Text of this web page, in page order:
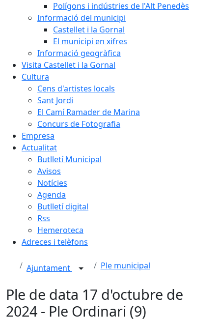
Polígons i indústries de l'Alt Penedès
Informació del municipi
Castellet i la Gornal
El municipi en xifres
Informació geogràfica
Visita Castellet i la Gornal
Cultura
Cens d'artistes locals
Sant Jordi
El Camí Ramader de Marina
Concurs de Fotografia
Empresa
Actualitat
Butlletí Municipal
Avisos
Notícies
Agenda
Butlletí digital
Rss
Hemeroteca
Adreces i telèfons
Ajuntament Ple municipal
Ple de data 17 d'octubre de
2024 - Ple Ordinari (9)